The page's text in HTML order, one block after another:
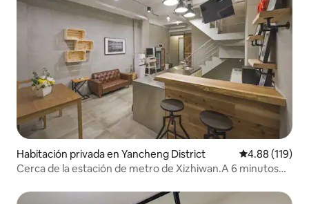
Habitación privada en Yancheng District Calificación
4.88 (119)
Cerca de la estación de metro de Xizhiwan.A 6 minutos
doble estándar] 6 tatamis. Con balcón